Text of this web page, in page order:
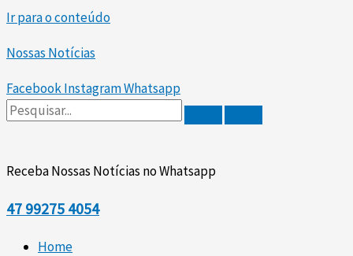
Ir para o conteúdo
Nossas Notícias
FacebookInstagramWhatsapp
Receba Nossas Notícias no Whatsapp
47 99275 4054
Home